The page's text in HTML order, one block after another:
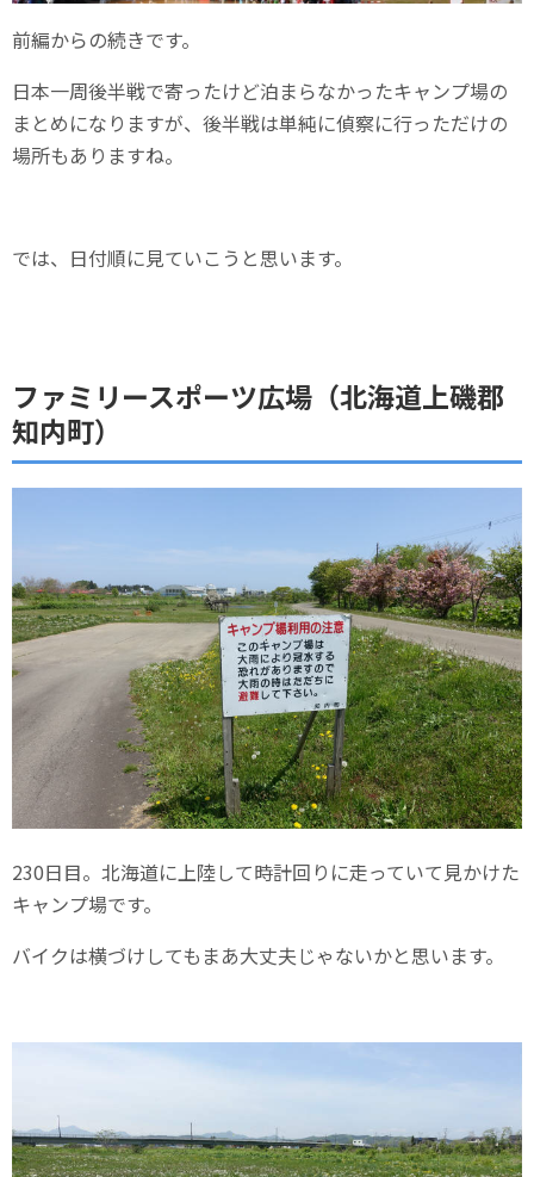
前編からの続きです。
日本一周後半戦で寄ったけど泊まらなかったキャンプ場の
まとめになりますが、後半戦は単純に偵察に行っただけの
場所もありますね。
では、日付順に見ていこうと思います。
ファミリースポーツ広場（北海道上磯郡
知内町）
230日目。北海道に上陸して時計回りに走っていて見かけた
キャンプ場です。
バイクは横づけしてもまあ大丈夫じゃないかと思います。